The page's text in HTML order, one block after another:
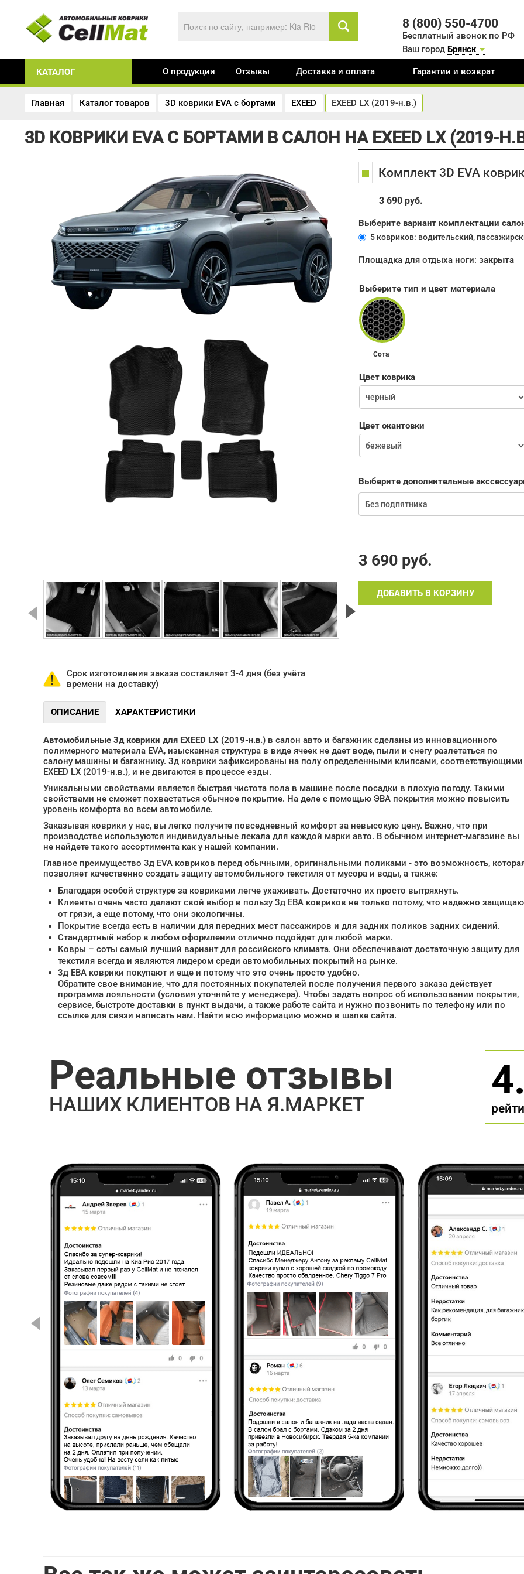
8 (800) 550-4700
Бесплатный звонок по РФ
Ваш городБрянск
КАТАЛОГ О продукции Отзывы Доставка и оплата Гарантии и возврат
Главная Каталог товаров 3D коврики EVA с бортами EXEED EXEED LX (2019-н.в.)
3D КОВРИКИ EVA С БОРТАМИ В САЛОН НА EXEED LX (2019-
Срок изготовления заказа составляет 3-4 дня (без учёта
времени на доставку)
Комплект 3D EVA
3 690 руб.
Выберите вариант комплектации
5 ковриков: водительский,
Площадка для отдыха ноги: закрыта
Выберите тип и цвет материала
Сота
Цвет коврика
Цвет окантовки
Выберите дополнительные
3 690руб.
ДОБАВИТЬ В КОРЗИНУ
ОПИСАНИЕ ХАРАКТЕРИСТИКИ
Автомобильные 3д коврики для EXEED LX (2019-н.в.) в салон авто и багажник сделаны из инновационного
полимерного материала EVA, изысканная структура в виде ячеек не дает воде, пыли и снегу разлетаться по
салону машины и багажнику. 3д коврики зафиксированы на полу определенными клипсами, соответствующими
EXEED LX (2019-н.в.), и не двигаются в процессе езды.
Уникальными свойствами является быстрая чистота пола в машине после посадки в плохую погоду. Такими
свойствами не сможет похвастаться обычное покрытие. На деле с помощью ЭВА покрытия можно повысить
уровень комфорта во всем автомобиле.
Заказывая коврики у нас, вы легко получите повседневный комфорт за невысокую цену. Важно, что при
производстве используются индивидуальные лекала для каждой марки авто. В обычном интернет-магазине вы
не найдете такого ассортимента как у нашей компании.
Главное преимущество 3д EVA ковриков перед обычными, оригинальными поликами - это возможность,
позволяет качественно создать защиту автомобильного текстиля от мусора и воды, а также:
Благодаря особой структуре за ковриками легче ухаживать. Достаточно их просто вытряхнуть.
Клиенты очень часто делают свой выбор в пользу 3д ЕВА ковриков не только потому, что надежно
от грязи, а еще потому, что они экологичны.
Покрытие всегда есть в наличии для передних мест пассажиров и для задних поликов задних сидений.
Стандартный набор в любом оформлении отлично подойдет для любой марки.
Ковры – соты самый лучший вариант для российского климата. Они обеспечивают достаточную защиту для
текстиля всегда и являются лидером среди автомобильных покрытий на рынке.
3д ЕВА коврики покупают и еще и потому что это очень просто удобно.
Обратите свое внимание, что для постоянных покупателей после получения первого заказа действует
программа лояльности (условия уточняйте у менеджера). Чтобы задать вопрос об использовании покрытия,
сервисе, быстроте доставки в пункт выдачи, а также работе сайта и нужно позвонить по телефону или по
ссылке для связи написать нам. Найти всю информацию можно в шапке сайта.
Реальные отзывы
НАШИХ КЛИЕНТОВ НА Я.МАРКЕТ